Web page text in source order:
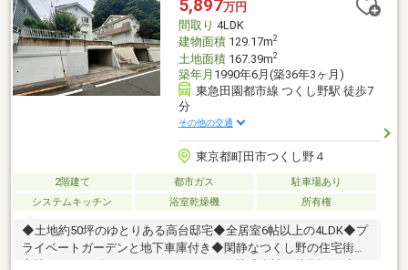
5,897万円
間取り 4LDK
建物面積129.17m2
土地面積167.39m2
築年月 1990年6月(築36年3ヶ月)
東急田園都市線 つくし野駅 徒歩7
分
その他の交通
東京都町田市つくし野４
2階建て 都市ガス
駐車場あり
システムキッチン
浴室乾燥機 所有権
◆土地約50坪のゆとりある高台邸宅◆全居室6帖以上の4LDK◆プ
ライベートガーデンと地下車庫付き◆閑静なつくし野の住宅街に